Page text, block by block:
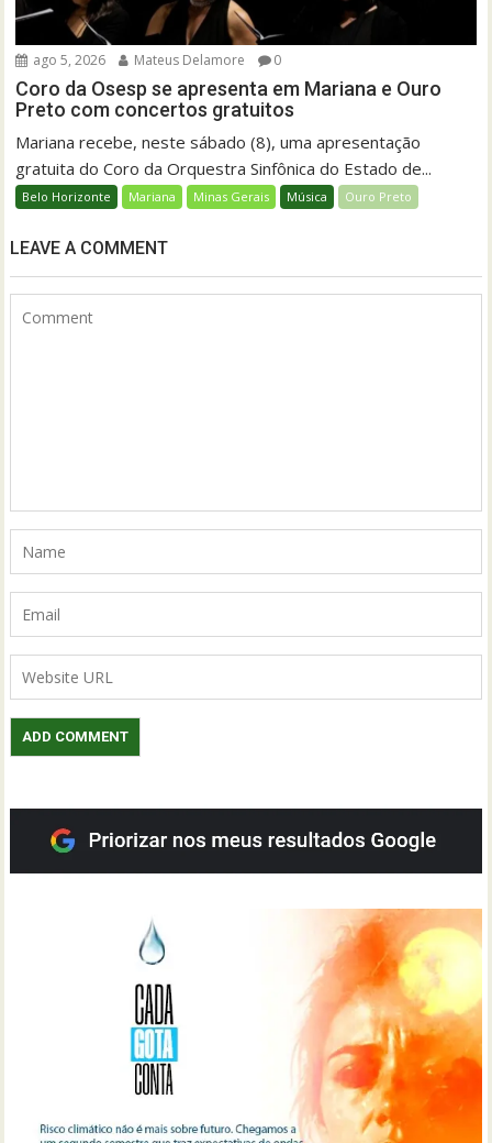
ago 5, 2026 Mateus Delamore 0
Coro da Osesp se apresenta em Mariana e Ouro
Preto com concertos gratuitos
Mariana recebe, neste sábado (8), uma apresentação
gratuita do Coro da Orquestra Sinfônica do Estado de...
Belo Horizonte Mariana Minas Gerais Música Ouro Preto
LEAVE A COMMENT